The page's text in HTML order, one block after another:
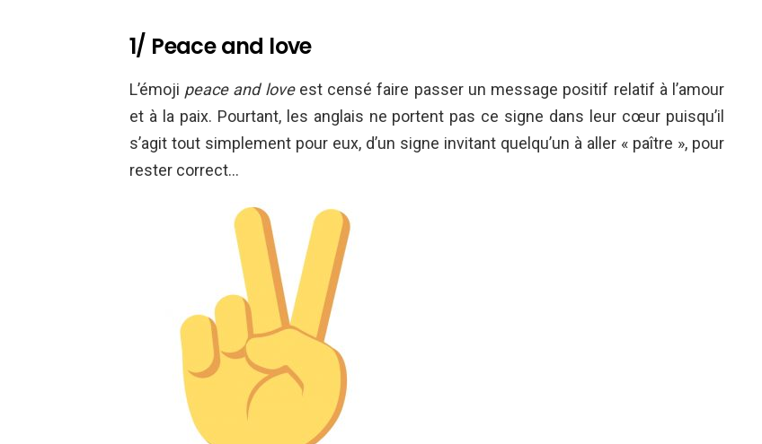
1/ Peace and love
L’émoji peace and loveest censé faire passer un message positif relatif à l’amour
et à la paix. Pourtant, les anglais ne portent pas ce signe dans leur cœur puisqu’il
s’agit tout simplement pour eux, d’un signe invitant quelqu’un à aller « paître », pour
rester correct…